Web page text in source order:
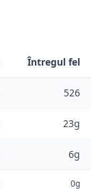
Întregul fel
526
23g
6g
0g